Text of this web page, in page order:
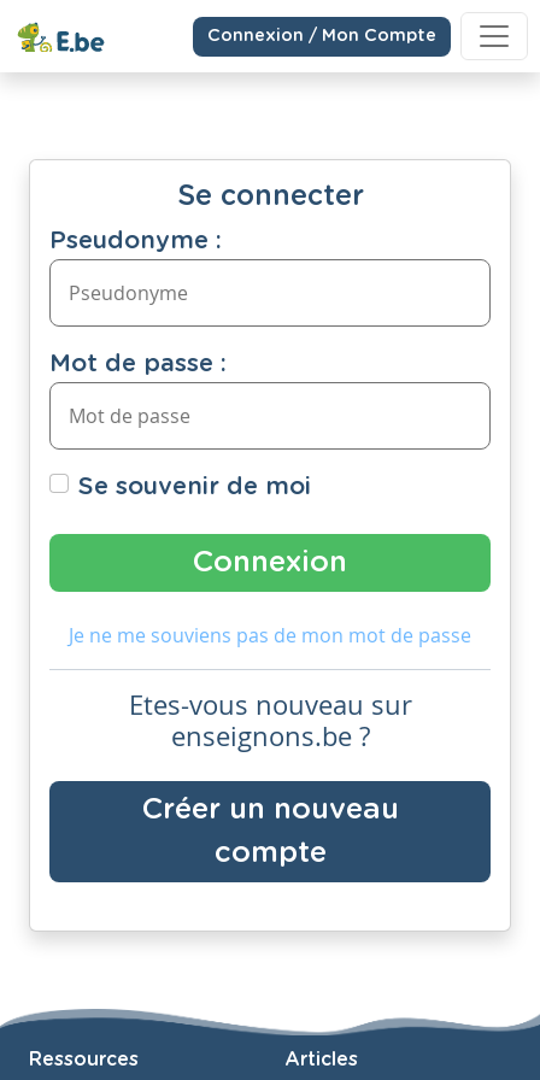
Connexion / Mon Compte
Se connecter
Pseudonyme :
Mot de passe :
Se souvenir de moi
Je ne me souviens pas de mon mot de passe
Etes-vous nouveau sur
enseignons.be ?
Créer un nouveau
compte
Ressources Articles